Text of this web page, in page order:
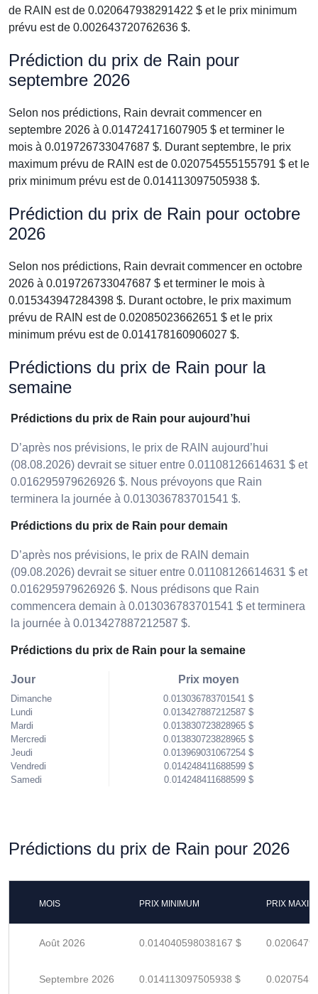
de RAIN est de 0.020647938291422 $ et le prix minimum
prévu est de 0.002643720762636 $.
Prédiction du prix de Rain pour
septembre 2026
Selon nos prédictions, Rain devrait commencer en
septembre 2026 à 0.014724171607905 $ et terminer le
mois à 0.019726733047687 $. Durant septembre, le prix
maximum prévu de RAIN est de 0.020754555155791 $ et le
prix minimum prévu est de 0.014113097505938 $.
Prédiction du prix de Rain pour octobre
2026
Selon nos prédictions, Rain devrait commencer en octobre
2026 à 0.019726733047687 $ et terminer le mois à
0.015343947284398 $. Durant octobre, le prix maximum
prévu de RAIN est de 0.02085023662651 $ et le prix
minimum prévu est de 0.014178160906027 $.
Prédictions du prix de Rain pour la
semaine
Prédictions du prix de Rain pour aujourd’hui
D’après nos prévisions, le prix de RAIN aujourd’hui
(08.08.2026) devrait se situer entre 0.01108126614631 $ et
0.016295979626926 $. Nous prévoyons que Rain
terminera la journée à 0.013036783701541 $.
Prédictions du prix de Rain pour demain
D’après nos prévisions, le prix de RAIN demain
(09.08.2026) devrait se situer entre 0.01108126614631 $ et
0.016295979626926 $. Nous prédisons que Rain
commencera demain à 0.013036783701541 $ et terminera
la journée à 0.013427887212587 $.
Prédictions du prix de Rain pour la semaine
Jour
Dimanche
Lundi
Mardi
Mercredi
Jeudi
Vendredi
Samedi
Prix moyen
0.013036783701541 $
0.013427887212587 $
0.013830723828965 $
0.013830723828965 $
0.013969031067254 $
0.014248411688599 $
0.014248411688599 $
Prédictions du prix de Rain pour 2026
MOIS PRIX MINIMUM PRIX
Août 2026 0.014040598038167 $
Septembre 2026 0.014113097505938 $